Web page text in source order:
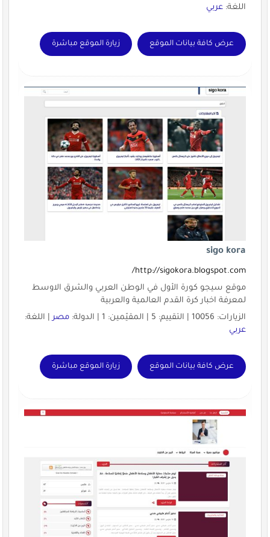
اللغة: عربي
عرض كافة بيانات الموقع زيارة الموقع مباشرة
sigo kora
http://sigokora.blogspot.com/
موقع سيجو كورة الأول في الوطن العربي والشرق الاوسط
لمعرفة اخبار كرة القدم العالمية والعربية
الزيارات: 10056 | التقييم: 5 | المقيّمين: 1 | الدولة:
مصر| اللغة:
عربي
عرض كافة بيانات الموقع زيارة الموقع مباشرة